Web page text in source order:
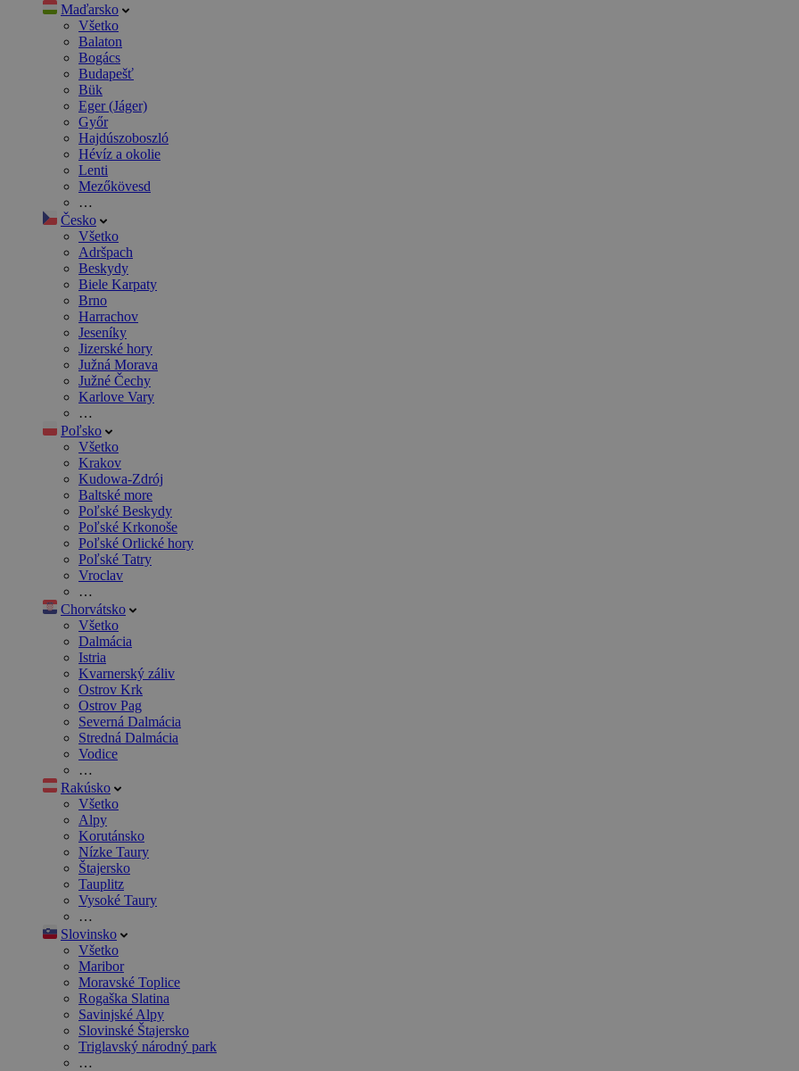
Maďarsko
Všetko
Balaton
Bogács
Budapešť
Bük
Eger (Jáger)
Győr
Hajdúszoboszló
Hévíz a okolie
Lenti
Mezőkövesd
…
Česko
Všetko
Adršpach
Beskydy
Biele Karpaty
Brno
Harrachov
Jeseníky
Jizerské hory
Južná Morava
Južné Čechy
Karlove Vary
…
Poľsko
Všetko
Krakov
Kudowa-Zdrój
Baltské more
Poľské Beskydy
Poľské Krkonoše
Poľské Orlické hory
Poľské Tatry
Vroclav
…
Chorvátsko
Všetko
Dalmácia
Istria
Kvarnerský záliv
Ostrov Krk
Ostrov Pag
Severná Dalmácia
Stredná Dalmácia
Vodice
…
Rakúsko
Všetko
Alpy
Korutánsko
Nízke Taury
Štajersko
Tauplitz
Vysoké Taury
…
Slovinsko
Všetko
Maribor
Moravské Toplice
Rogaška Slatina
Savinjské Alpy
Slovinské Štajersko
Triglavský národný park
…